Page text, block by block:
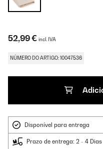
52,99 € incl. IVA
NÚMERO DO ARTIGO: 10047536
Disponível para entrega
Prazo de entrega: 2 - 4 Dias